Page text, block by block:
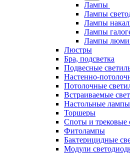
Лампы
Лампы
Лампы
Лампы
Лампы
Люстры
Бра, подсветка
Подвесные
Настенно-
Потолочные
Встраиваемые
Настольные лампы
Торшеры
Споты и трековые
Фитолампы
Бактерицидные
Модули